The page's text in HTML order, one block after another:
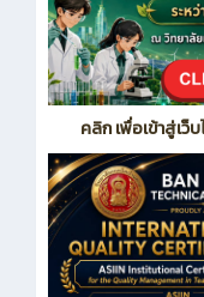
คลิก เพื่อเข้าสู่เว็